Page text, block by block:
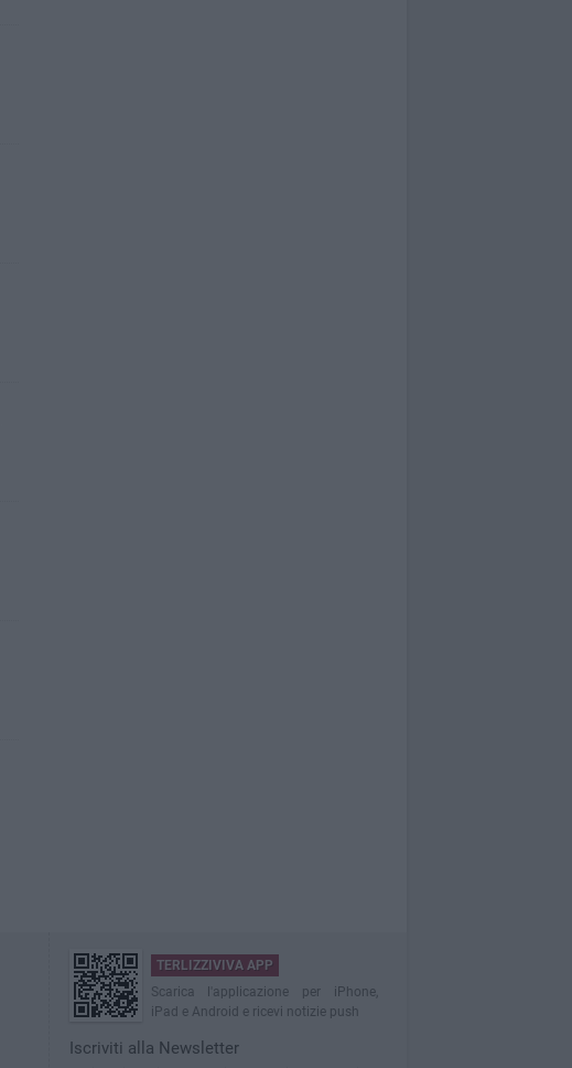
TERLIZZIVIVA APP
Scarica l'applicazione per iPhone,
iPad e Android e ricevi notizie push
Iscriviti alla Newsletter